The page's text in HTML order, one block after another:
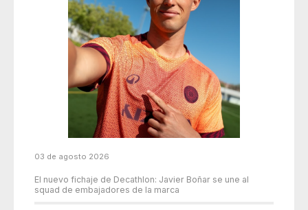
03 de agosto 2026
El nuevo fichaje de Decathlon: Javier Boñar se une al
squad de embajadores de la marca